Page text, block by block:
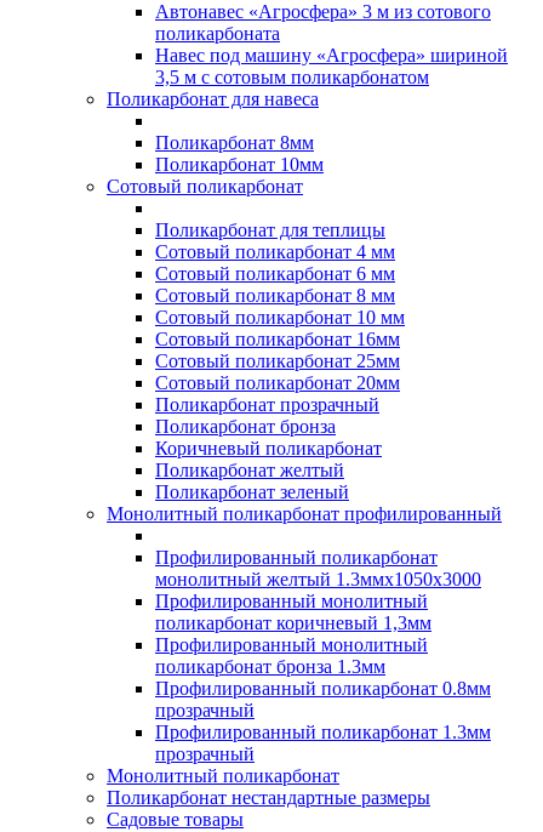
Автонавес «Агросфера» 3 м из сотового
поликарбоната
Навес под машину «Агросфера» шириной
3,5 м с сотовым поликарбонатом
Поликарбонат для навеса
Поликарбонат 8мм
Поликарбонат 10мм
Сотовый поликарбонат
Поликарбонат для теплицы
Сотовый поликарбонат 4 мм
Сотовый поликарбонат 6 мм
Сотовый поликарбонат 8 мм
Сотовый поликарбонат 10 мм
Сотовый поликарбонат 16мм
Сотовый поликарбонат 25мм
Сотовый поликарбонат 20мм
Поликарбонат прозрачный
Поликарбонат бронза
Коричневый поликарбонат
Поликарбонат желтый
Поликарбонат зеленый
Монолитный поликарбонат профилированный
Профилированный поликарбонат
монолитный желтый 1.3ммх1050х3000
Профилированный монолитный
поликарбонат коричневый 1,3мм
Профилированный монолитный
поликарбонат бронза 1.3мм
Профилированный поликарбонат 0.8мм
прозрачный
Профилированный поликарбонат 1.3мм
прозрачный
Монолитный поликарбонат
Поликарбонат нестандартные размеры
Садовые товары